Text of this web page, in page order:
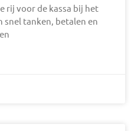
rij voor de kassa bij het
tanken, betalen en